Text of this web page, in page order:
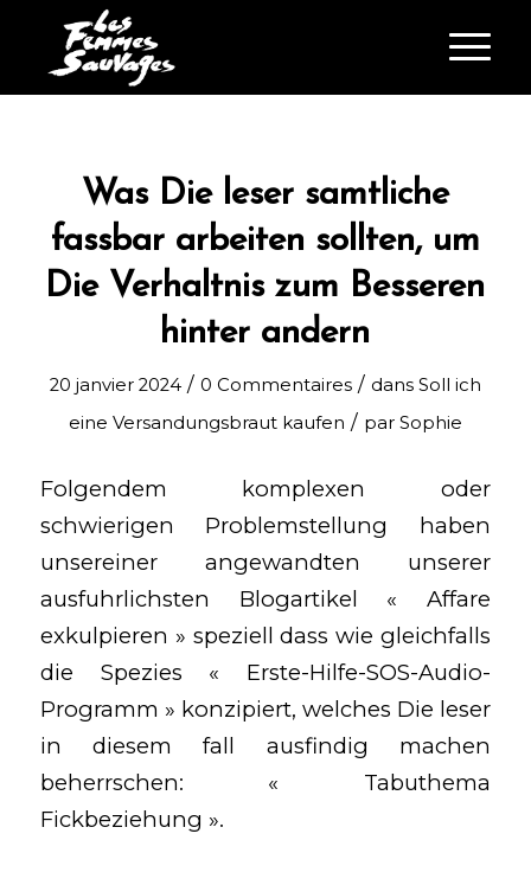
Was Die leser samtliche
fassbar arbeiten sollten, um
Die Verhaltnis zum Besseren
hinter andern
20 janvier 2024 / 0 Commentaires / dans Soll ich
eine Versandungsbraut kaufen / par Sophie
Folgendem komplexen oder
schwierigen Problemstellung haben
unsereiner angewandten unserer
ausfuhrlichsten Blogartikel « Affare
exkulpieren » speziell dass wie gleichfalls
die Spezies « Erste-Hilfe-SOS-Audio-
Programm » konzipiert, welches Die leser
in diesem fall ausfindig machen
beherrschen: « Tabuthema
Fickbeziehung ».